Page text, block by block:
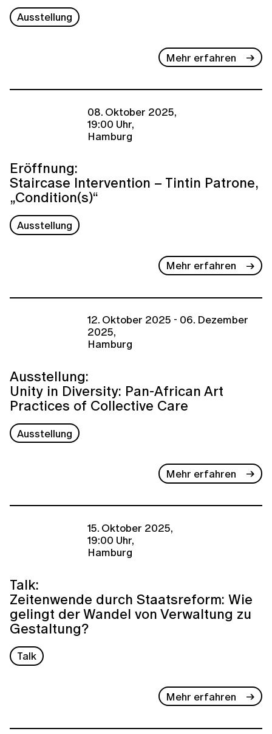
Ausstellung
Mehr erfahren
08. Oktober 2025,
19:00 Uhr,
Hamburg
Eröffnung:
Staircase Intervention – Tintin Patrone,
„Condition(s)“
Ausstellung
Mehr erfahren
12. Oktober 2025 - 06. Dezember
2025,
Hamburg
Ausstellung:
Unity in Diversity: Pan-African Art
Practices of Collective Care
Ausstellung
Mehr erfahren
15. Oktober 2025,
19:00 Uhr,
Hamburg
Talk:
Zeitenwende durch Staatsreform: Wie
gelingt der Wandel von Verwaltung zu
Gestaltung?
Talk
Mehr erfahren